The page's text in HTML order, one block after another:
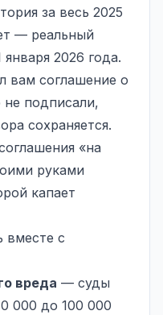
за весь 2025
— реальный
2026 года.
вам соглашение о
не подписали,
сохраняется.
«на
руками
капает
вместе с
вреда — суды
000 до 100 000